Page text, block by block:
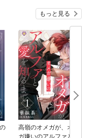
もっと見る
高嶺のオメガが、オメ
ガ嫌いのアルファと愛